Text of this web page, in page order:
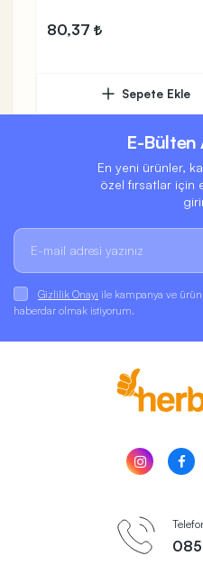
80,37
Sepete Ekle
E-Bülten
En yeni ürünler,
özel fırsatlar için
Gizlilik Onayı ile kampanya ve
haberdar olmak istiyorum.